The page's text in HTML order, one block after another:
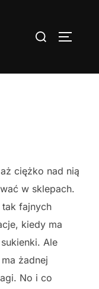
Search
ciężko nad nią
w sklepach.
tak fajnych
kiedy ma
Ale
żadnej
No i co